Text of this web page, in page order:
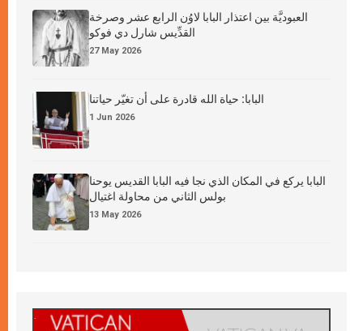
العبوديَّة بين اعتذار البابا لاوُن الرابع عشر وصرخة
القدِّيس شارل دي فوكو
27 May 2026
البابا: حياة الله قادرة على أن تغيّر حياتنا
1 Jun 2026
البابا يركع في المكان الذي نجا فيه البابا القديس يوحنا
بولس الثاني من محاولة اغتيال
13 May 2026